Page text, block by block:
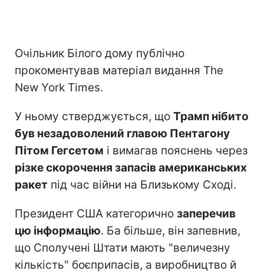
Очільник Білого дому публічно
прокоментував матеріал видання The
New York Times.
У ньому стверджується, що Трамп нібито
був незадоволений главою Пентагону
Пітом Гегсетом і вимагав пояснень через
різке скорочення запасів американських
ракет під час війни на Близькому Сході.
Президент США категорично заперечив
цю інформацію. Ба більше, він запевнив,
що Сполучені Штати мають "величезну
кількість" боєприпасів, а виробництво й